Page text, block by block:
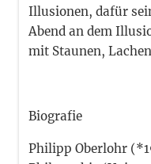
Illusionen, dafür
Abend an dem
mit Staunen,
Biografie
Philipp Oberlohr